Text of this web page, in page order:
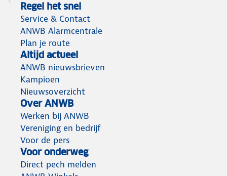
Regel het snel
Service & Contact
ANWB Alarmcentrale
Plan je route
Altijd actueel
ANWB nieuwsbrieven
Kampioen
Nieuwsoverzicht
Over ANWB
Werken bij ANWB
Vereniging en bedrijf
Voor de pers
Voor onderweg
Direct pech melden